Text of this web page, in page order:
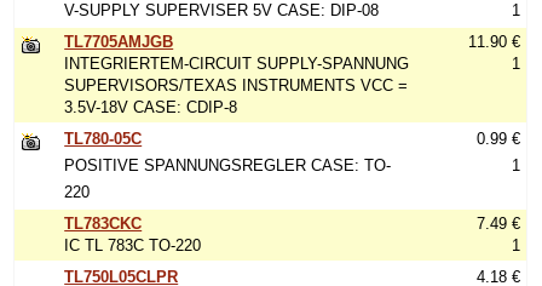
V-SUPPLY SUPERVISER 5V CASE: DIP-08
1
TL7705AMJGB
INTEGRIERTEM-CIRCUIT SUPPLY-SPANNUNG
SUPERVISORS/TEXAS INSTRUMENTS VCC =
3.5V-18V CASE: CDIP-8
11.90 €
1
TL780-05C
POSITIVE SPANNUNGSREGLER CASE: TO-
220
0.99 €
1
TL783CKC
IC TL 783C TO-220
7.49 €
1
TL750L05CLPR
4.18 €